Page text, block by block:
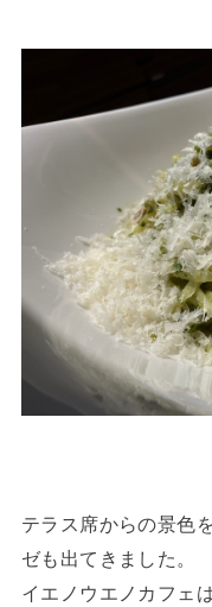
テラス席からの景色
ゼも出てきました。
イエノウエノカフェ